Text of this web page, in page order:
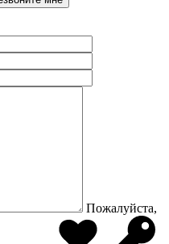
Пожалуйста,